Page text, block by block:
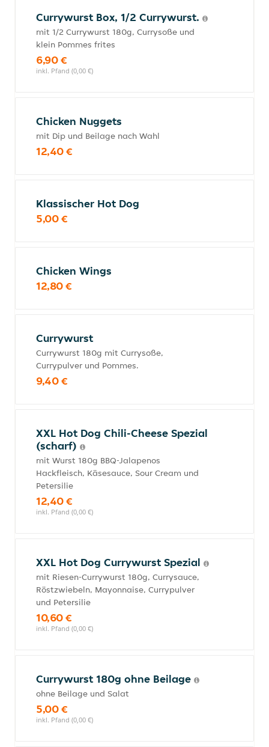
Currywurst Box, 1/2 Currywurst.
mit 1/2 Currywurst 180g, Currysoße und
klein Pommes frites
6,90 €
inkl. Pfand (0,00 €)
Chicken Nuggets
mit Dip und Beilage nach Wahl
12,40 €
Klassischer Hot Dog
5,00 €
Chicken Wings
12,80 €
Currywurst
Currywurst 180g mit Currysoße,
Currypulver und Pommes.
9,40 €
XXL Hot Dog Chili-Cheese Spezial
(scharf)
mit Wurst 180g BBQ-Jalapenos
Hackfleisch, Käsesauce, Sour Cream und
Petersilie
12,40 €
inkl. Pfand (0,00 €)
XXL Hot Dog Currywurst Spezial
mit Riesen-Currywurst 180g, Currysauce,
Röstzwiebeln, Mayonnaise, Currypulver
und Petersilie
10,60 €
inkl. Pfand (0,00 €)
Currywurst 180g ohne Beilage
ohne Beilage und Salat
5,00 €
inkl. Pfand (0,00 €)